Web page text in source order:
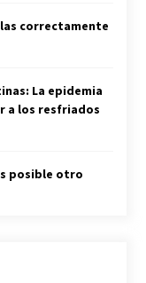
correctamente
La epidemia
a los resfriados
posible otro